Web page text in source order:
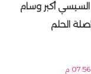
أكبر وسام
الحلم